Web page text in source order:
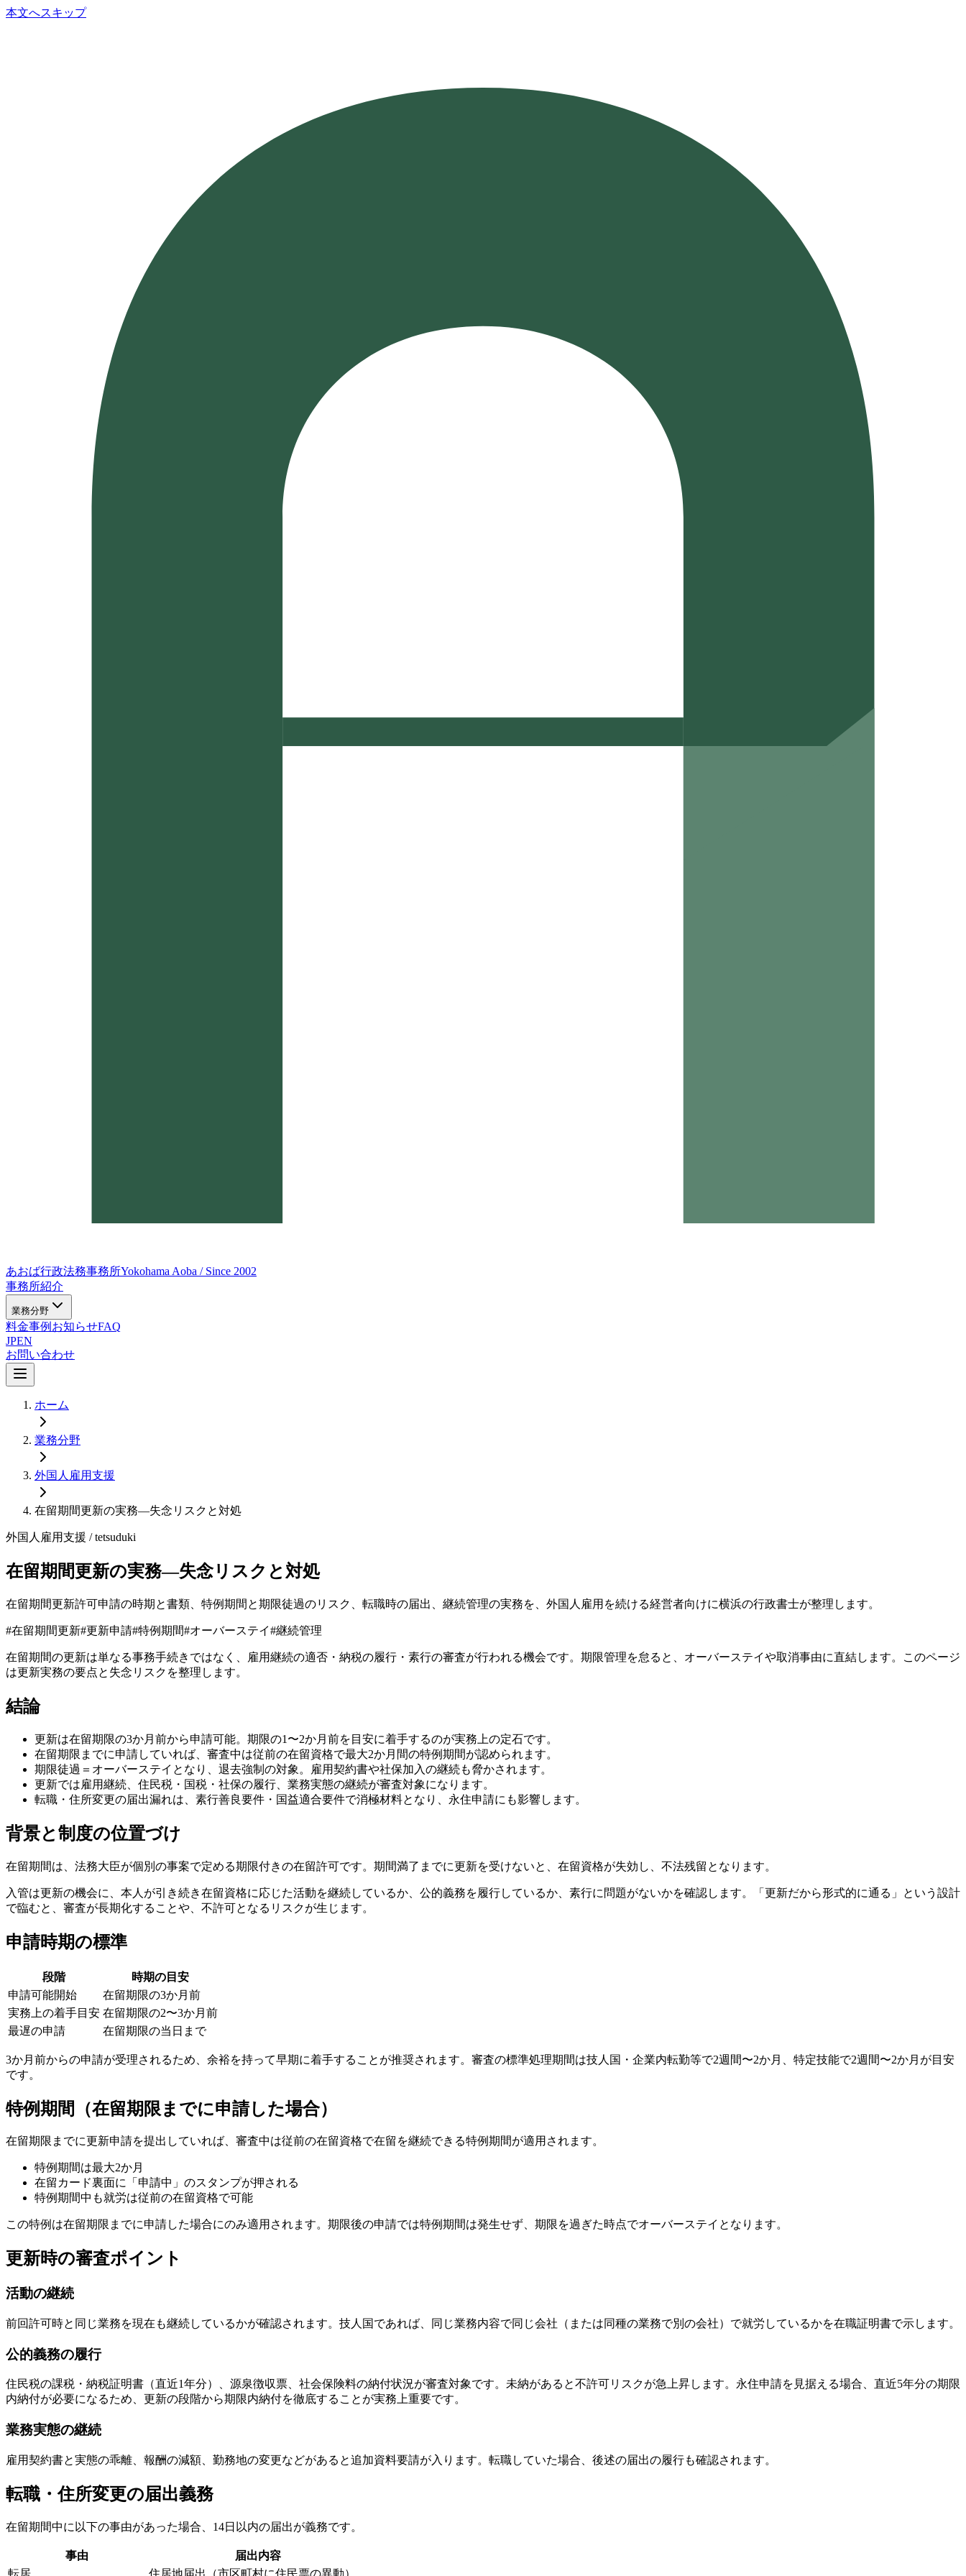
本文へスキップ
あおば行政法務事務所Yokohama Aoba / Since 2002
事務所紹介
業務分野
料金事例 お知らせFAQ
JPEN
お問い合わせ
ホーム
業務分野
外国人雇用支援
在留期間更新の実務—失念リスクと対処
外国人雇用支援 / tetsuduki
在留期間更新の実務—失念リスクと対処
在留期間更新許可申請の時期と書類、特例期間と期限徒過のリスク、転職時の届出、継続管理の実務を、外国人雇用を続ける経営者向けに横浜の行政書士が整理します。
#在留期間更新#更新申請#特例期間#オーバーステイ#継続管理
在留期間の更新は単なる事務手続きではなく、雇用継続の適否・納税の履行・素行の審査が行われる機会です。期限管理を怠ると、オーバーステイや取消事由に直結します。このページ
は更新実務の要点と失念リスクを整理します。
結論
更新は在留期限の3か月前から申請可能。期限の1〜2か月前を目安に着手するのが実務上の定石です。
在留期限までに申請していれば、審査中は従前の在留資格で最大2か月間の特例期間が認められます。
期限徒過＝オーバーステイとなり、退去強制の対象。雇用契約書や社保加入の継続も脅かされます。
更新では雇用継続、住民税・国税・社保の履行、業務実態の継続が審査対象になります。
転職・住所変更の届出漏れは、素行善良要件・国益適合要件で消極材料となり、永住申請にも影響します。
背景と制度の位置づけ
在留期間は、法務大臣が個別の事案で定める期限付きの在留許可です。期間満了までに更新を受けないと、在留資格が失効し、不法残留となります。
入管は更新の機会に、本人が引き続き在留資格に応じた活動を継続しているか、公的義務を履行しているか、素行に問題がないかを確認します。「更新だから形式的に通る」という設計
で臨むと、審査が長期化することや、不許可となるリスクが生じます。
申請時期の標準
段階
時期の目安
申請可能開始
在留期限の3か月前
実務上の着手目安 在留期限の2〜3か月前
最遅の申請
在留期限の当日まで
3か月前からの申請が受理されるため、余裕を持って早期に着手することが推奨されます。審査の標準処理期間は技人国・企業内転勤等で2週間〜2か月、特定技能で2週間〜2か月が目安
です。
特例期間（在留期限までに申請した場合）
在留期限までに更新申請を提出していれば、審査中は従前の在留資格で在留を継続できる特例期間が適用されます。
特例期間は最大2か月
在留カード裏面に「申請中」のスタンプが押される
特例期間中も就労は従前の在留資格で可能
この特例は在留期限までに申請した場合にのみ適用されます。期限後の申請では特例期間は発生せず、期限を過ぎた時点でオーバーステイとなります。
更新時の審査ポイント
活動の継続
前回許可時と同じ業務を現在も継続しているかが確認されます。技人国であれば、同じ業務内容で同じ会社（または同種の業務で別の会社）で就労しているかを在職証明書で示します。
公的義務の履行
住民税の課税・納税証明書（直近1年分）、源泉徴収票、社会保険料の納付状況が審査対象です。未納があると不許可リスクが急上昇します。永住申請を見据える場合、直近5年分の期限
内納付が必要になるため、更新の段階から期限内納付を徹底することが実務上重要です。
業務実態の継続
雇用契約書と実態の乖離、報酬の減額、勤務地の変更などがあると追加資料要請が入ります。転職していた場合、後述の届出の履行も確認されます。
転職・住所変更の届出義務
在留期間中に以下の事由があった場合、14日以内の届出が義務です。
事由
届出内容
転居
住居地届出（市区町村に住民票の異動）